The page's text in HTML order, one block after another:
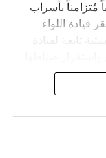
8-2024 هجوماً جوياً مُتزامناً بأسراب
قيادة اللواء
تابعة لقيادة
من القتلى